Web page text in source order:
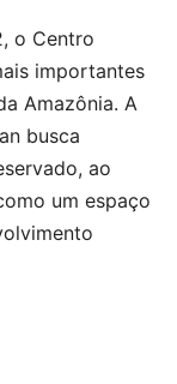
o Centro
importantes
Amazônia. A
busca
ao
um espaço